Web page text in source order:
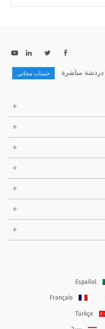
دردشة مباشرة حساب مجاني
Español
Français
Türkçe